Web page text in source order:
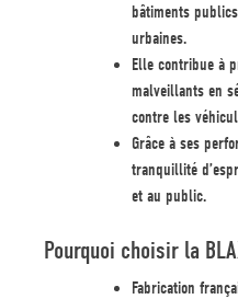
bâtiments
urbaines.
Elle contribue à
malveillants en
contre les
Grâce à ses
tranquillité
et au public.
Pourquoi choisir la
Fabrication